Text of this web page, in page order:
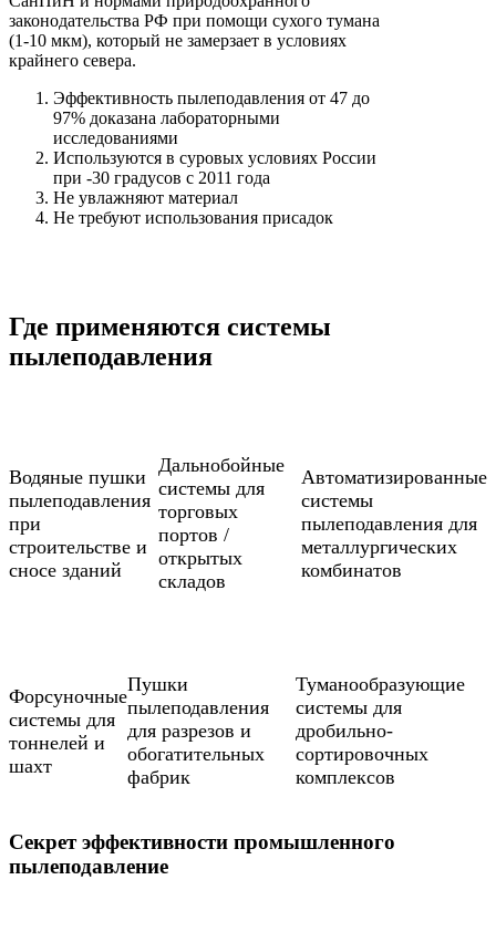
законодательства РФ при помощи сухого тумана
(1-10 мкм), который не замерзает в условиях
крайнего севера.
Эффективность пылеподавления от 47 до
97% доказана лабораторными
исследованиями
Используются в суровых условиях России
при -30 градусов с 2011 года
Не увлажняют материал
Не требуют использования присадок
Где применяются системы
пылеподавления
Водяные пушки
пылеподавления
при
строительстве и
сносе зданий
Дальнобойные
системы для
торговых
портов /
открытых
складов
Автоматизированные
системы
пылеподавления для
металлургических
комбинатов
Форсуночные
системы для
тоннелей и
шахт
Пушки
пылеподавления
для разрезов и
обогатительных
фабрик
Туманообразующие
системы для
дробильно-
сортировочных
комплексов
Секрет эффективности промышленного
пылеподавление